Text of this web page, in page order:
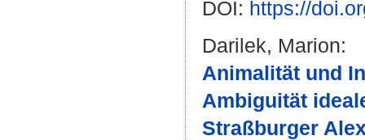
DOI: https://
Darilek, Marion:
Animalität und
Ambiguität
Straßburger